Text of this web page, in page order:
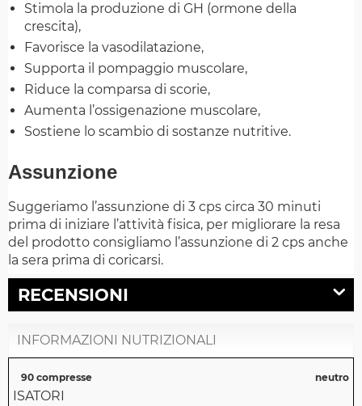
Stimola la produzione di GH (ormone della
crescita),
Favorisce la vasodilatazione,
Supporta il pompaggio muscolare,
Riduce la comparsa di scorie,
Aumenta l’ossigenazione muscolare,
Sostiene lo scambio di sostanze nutritive.
Assunzione
Suggeriamo l’assunzione di 3 cps circa 30 minuti
prima di iniziare l’attività fisica, per migliorare la resa
del prodotto consigliamo l’assunzione di 2 cps anche
la sera prima di coricarsi.
RECENSIONI
INFORMAZIONI NUTRIZIONALI
90 compresse neutro
ISATORI